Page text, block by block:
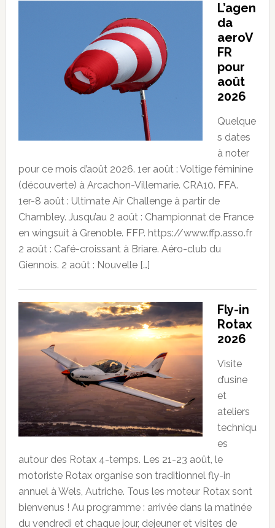
L’agen
da
aeroV
FR
pour
août
2026
Quelque
s dates
à noter
pour ce mois d’août 2026. 1er août : Voltige féminine
(découverte) à Arcachon-Villemarie. CRA10. FFA.
1er-8 août : Ultimate Air Challenge à partir de
Chambley. Jusqu’au 2 août : Championnat de France
en wingsuit à Grenoble. FFP. https://www.ffp.asso.fr
2 août : Café-croissant à Briare. Aéro-club du
Giennois. 2 août : Nouvelle […]
Fly-in
Rotax
2026
Visite
d’usine
et
ateliers
techniqu
es
autour des Rotax 4-temps. Les 21-23 août, le
motoriste Rotax organise son traditionnel fly-in
annuel à Wels, Autriche. Tous les moteur Rotax sont
bienvenus ! Au programme : arrivée dans la matinée
du vendredi et chaque jour, dejeuner et visites de